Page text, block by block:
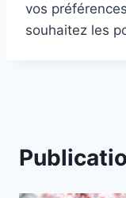
vos
souhaitez les